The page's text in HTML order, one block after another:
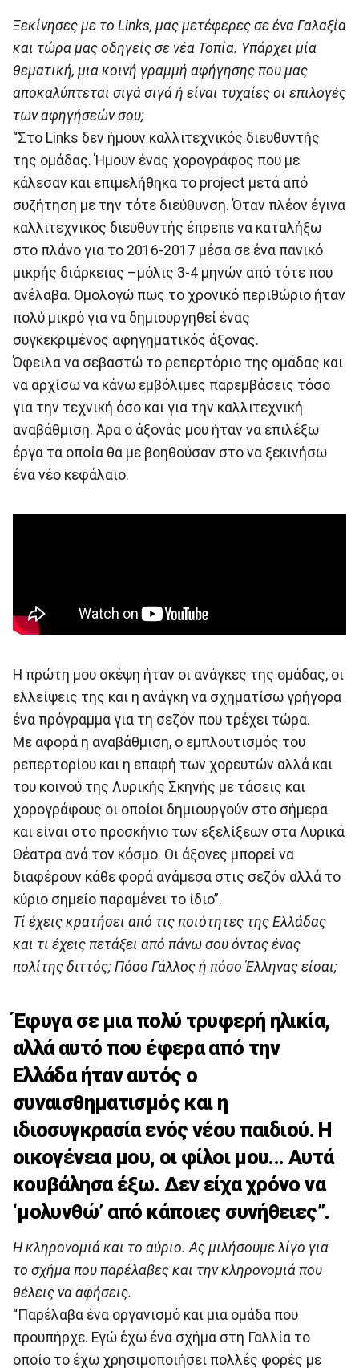
Ξεκίνησες με το Links, μας μετέφερες σε ένα Γαλαξία
και τώρα μας οδηγείς σε νέα Τοπία. Υπάρχει μία
θεματική, μια κοινή γραμμή αφήγησης που μας
αποκαλύπτεται σιγά σιγά ή είναι τυχαίες οι επιλογές
των αφηγήσεών σου;
“Στο Links δεν ήμουν καλλιτεχνικός διευθυντής
της ομάδας. Ήμουν ένας χορογράφος που με
κάλεσαν και επιμελήθηκα το project μετά από
συζήτηση με την τότε διεύθυνση. Όταν πλέον έγινα
καλλιτεχνικός διευθυντής έπρεπε να καταλήξω
στο πλάνο για το 2016-2017 μέσα σε ένα πανικό
μικρής διάρκειας –μόλις 3-4 μηνών από τότε που
ανέλαβα. Ομολογώ πως το χρονικό περιθώριο ήταν
πολύ μικρό για να δημιουργηθεί ένας
συγκεκριμένος αφηγηματικός άξονας.
Όφειλα να σεβαστώ το ρεπερτόριο της ομάδας και
να αρχίσω να κάνω εμβόλιμες παρεμβάσεις τόσο
για την τεχνική όσο και για την καλλιτεχνική
αναβάθμιση. Άρα ο άξονάς μου ήταν να επιλέξω
έργα τα οποία θα με βοηθούσαν στο να ξεκινήσω
ένα νέο κεφάλαιο.
Η πρώτη μου σκέψη ήταν οι ανάγκες της ομάδας, οι
ελλείψεις της και η ανάγκη να σχηματίσω γρήγορα
ένα πρόγραμμα για τη σεζόν που τρέχει τώρα.
Με αφορά η αναβάθμιση, ο εμπλουτισμός του
ρεπερτορίου και η επαφή των χορευτών αλλά και
του κοινού της Λυρικής Σκηνής με τάσεις και
χορογράφους οι οποίοι δημιουργούν στο σήμερα
και είναι στο προσκήνιο των εξελίξεων στα Λυρικά
Θέατρα ανά τον κόσμο. Οι άξονες μπορεί να
διαφέρουν κάθε φορά ανάμεσα στις σεζόν αλλά το
κύριο σημείο παραμένει το ίδιο”.
Τί έχεις κρατήσει από τις ποιότητες της Ελλάδας
και τι έχεις πετάξει από πάνω σου όντας ένας
πολίτης διττός; Πόσο Γάλλος ή πόσο Έλληνας είσαι;
Έφυγα σε μια πολύ τρυφερή ηλικία,
αλλά αυτό που έφερα από την
Ελλάδα ήταν αυτός ο
συναισθηματισμός και η
ιδιοσυγκρασία ενός νέου παιδιού. Η
οικογένεια μου, οι φίλοι μου... Αυτά
κουβάλησα έξω. Δεν είχα χρόνο να
‘μολυνθώ’ από κάποιες συνήθειες”.
H κληρονομιά και το αύριο. Ας μιλήσουμε λίγο για
το σχήμα που παρέλαβες και την κληρονομιά που
θέλεις να αφήσεις.
“Παρέλαβα ένα οργανισμό και μια ομάδα που
προυπήρχε. Εγώ έχω ένα σχήμα στη Γαλλία το
οποίο το έχω χρησιμοποιήσει πολλές φορές με